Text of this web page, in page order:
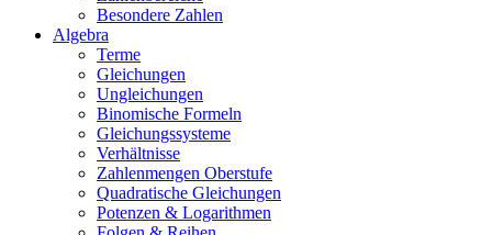
Besondere Zahlen
Algebra
Terme
Gleichungen
Ungleichungen
Binomische Formeln
Gleichungssysteme
Verhältnisse
Zahlenmengen Oberstufe
Quadratische Gleichungen
Potenzen & Logarithmen